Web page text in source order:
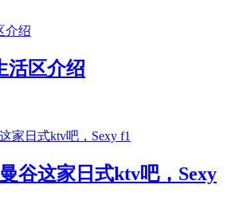
活区介绍
谷这家日式ktv吧，Sexy